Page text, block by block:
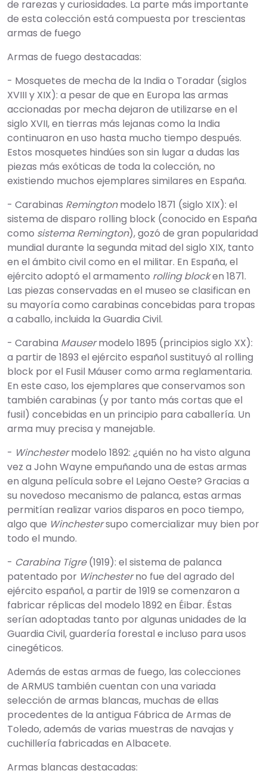
de rarezas y curiosidades. La parte más importante
de esta colección está compuesta por trescientas
armas de fuego
Armas de fuego destacadas:
- Mosquetes de mecha de la India o Toradar (siglos
XVIII y XIX): a pesar de que en Europa las armas
accionadas por mecha dejaron de utilizarse en el
siglo XVII, en tierras más lejanas como la India
continuaron en uso hasta mucho tiempo después.
Estos mosquetes hindúes son sin lugar a dudas las
piezas más exóticas de toda la colección, no
existiendo muchos ejemplares similares en España.
- Carabinas Remingtonmodelo 1871 (siglo XIX): el
sistema de disparo rolling block (conocido en España
como sistema Remington), gozó de gran popularidad
mundial durante la segunda mitad del siglo XIX, tanto
en el ámbito civil como en el militar. En España, el
ejército adoptó el armamento rolling blocken 1871.
Las piezas conservadas en el museo se clasifican en
su mayoría como carabinas concebidas para tropas
a caballo, incluida la Guardia Civil.
- Carabina Mausermodelo 1895 (principios siglo XX):
a partir de 1893 el ejército español sustituyó al rolling
block por el Fusil Máuser como arma reglamentaria.
En este caso, los ejemplares que conservamos son
también carabinas (y por tanto más cortas que el
fusil) concebidas en un principio para caballería. Un
arma muy precisa y manejable.
- Winchestermodelo 1892: ¿quién no ha visto alguna
vez a John Wayne empuñando una de estas armas
en alguna película sobre el Lejano Oeste? Gracias a
su novedoso mecanismo de palanca, estas armas
permitían realizar varios disparos en poco tiempo,
algo que Winchestersupo comercializar muy bien por
todo el mundo.
- Carabina Tigre(1919): el sistema de palanca
patentado por Winchesterno fue del agrado del
ejército español, a partir de 1919 se comenzaron a
fabricar réplicas del modelo 1892 en Éibar. Éstas
serían adoptadas tanto por algunas unidades de la
Guardia Civil, guardería forestal e incluso para usos
cinegéticos.
Además de estas armas de fuego, las colecciones
de ARMUS también cuentan con una variada
selección de armas blancas, muchas de ellas
procedentes de la antigua Fábrica de Armas de
Toledo, además de varias muestras de navajas y
cuchillería fabricadas en Albacete.
Armas blancas destacadas: